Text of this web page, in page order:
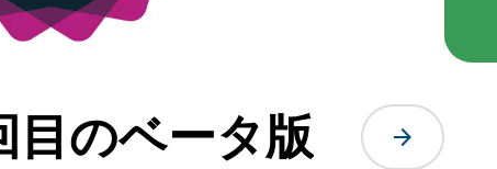
のベータ版 arrow_forward